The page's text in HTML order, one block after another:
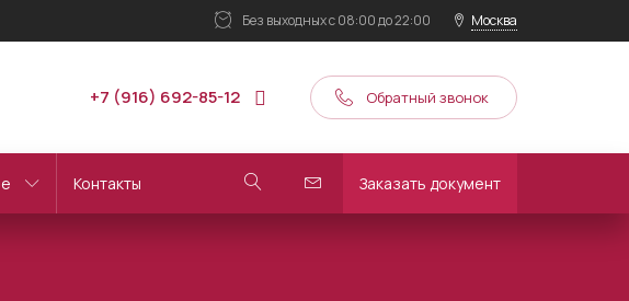
Без выходныхс 08:00 до 22:00 Москва
+7 (916) 692-85-12 Обратный звонок
Контакты Заказать документ